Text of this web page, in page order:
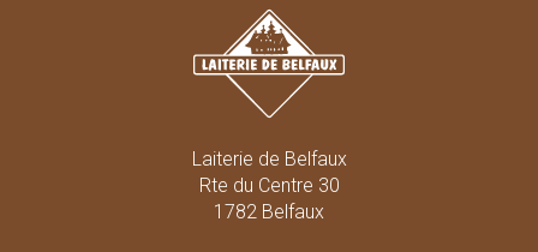
Laiterie de Belfaux
Rte du Centre 30
1782 Belfaux